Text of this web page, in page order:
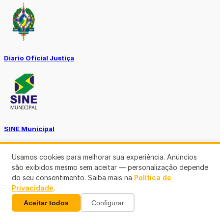
Diario Oficial Justiça
SINE Municipal
Transparência Porto Velho
Usamos cookies para melhorar sua experiência. Anúncios
são exibidos mesmo sem aceitar — personalização depende
do seu consentimento. Saiba mais na Política de
Privacidade.
Aceitar todos Configurar